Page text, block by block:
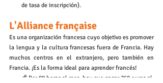
de tasa de inscripción).
L'Alliance française
Es una organización francesa cuyo objetivo es promover
la lengua y la cultura francesas fuera de Francia. Hay
muchos centros en el extranjero, pero también en
Francia. ¡Es la forma ideal para aprender francés!
💰 Por 80 horas al mes, hay que pagar 760 euros al